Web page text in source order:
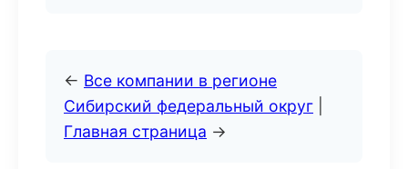
← Все компании в регионе
Сибирский федеральный округ
Главная страница →